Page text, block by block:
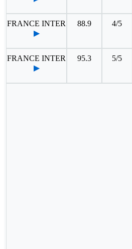
FRANCE INTER
▶
88.9 4/5
FRANCE INTER
▶
95.3 5/5